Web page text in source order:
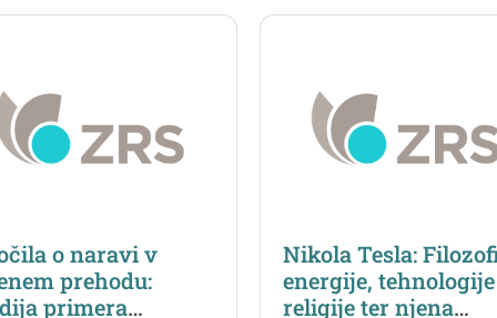
Liber Niger ter
o naravi v
prehodu:
primera
Nikola Tesla:
energije,
religije ter njena